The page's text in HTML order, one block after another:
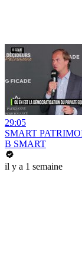
29:05
SMART
B SMART
il y a 1 semaine